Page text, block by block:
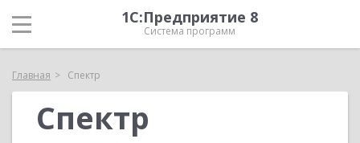
1С:Предприятие 8
Система программ
Главная Спектр
Спектр